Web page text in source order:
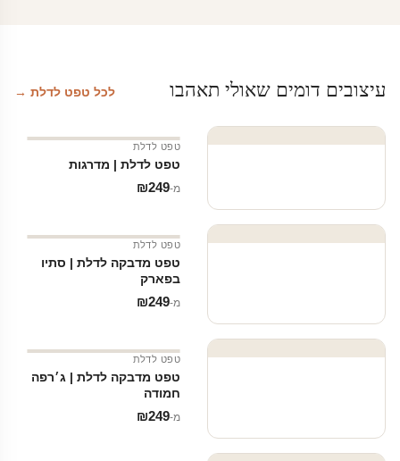
עיצובים דומים שאולי תאהבו לכל טפט לדלת →
טפט לדלת
טפט לדלת | מדרגות
מ‑ ₪249
טפט לדלת
טפט מדבקה לדלת | סתיו
בפארק
מ‑ ₪249
טפט לדלת
טפט מדבקה לדלת | ג׳רפה
חמודה
מ‑ ₪249